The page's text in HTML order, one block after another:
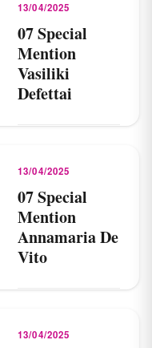
13/04/2025
07 Special
Mention
Vasiliki
Defettai
13/04/2025
07 Special
Mention
Annamaria De
Vito
13/04/2025